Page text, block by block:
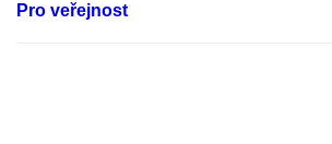
Pro veřejnost